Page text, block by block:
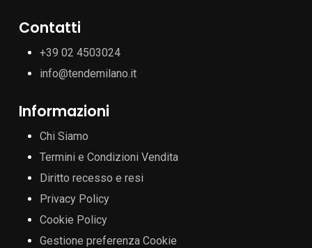
Contatti
+39 02 4503024
info@tendemilano.it
Informazioni
Chi Siamo
Termini e Condizioni Vendita
Diritto recesso e resi
Privacy Policy
Cookie Policy
Gestione preferenza Cookie